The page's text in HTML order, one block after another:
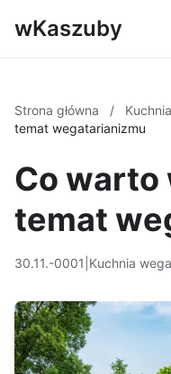
wKaszuby
Strona główna /
temat wegatarianizmu
Co warto
temat
30.11.-0001 Kuchnia